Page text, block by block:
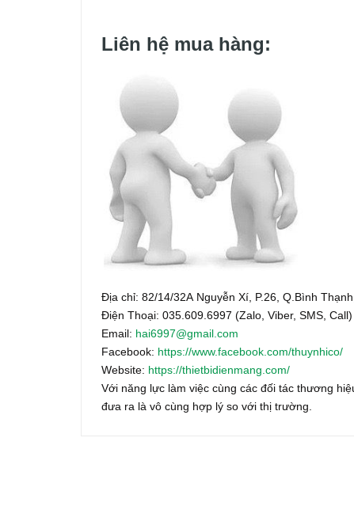
Liên hệ mua hàng:
Địa chỉ: 82/14/32A Nguyễn Xí, P.26, Q.Bình
Điện Thoại: 035.609.6997 (Zalo, Viber, SMS, Call)
Email: hai6997@gmail.com
Facebook: https://www.facebook.com/thuynhico/
Website: https://thietbidienmang.com/
Với năng lực làm việc cùng các đối tác thương
đưa ra là vô cùng hợp lý so với thị trường.